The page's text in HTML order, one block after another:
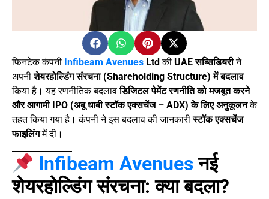
फिनटेक कंपनी Infibeam Avenues Ltd की UAE सब्सिडियरीने
अपनीशेयरहोल्डिंग संरचना (Shareholding Structure) में बदलाव
किया है। यह रणनीतिक बदलावडिजिटल पेमेंट रणनीति को मजबूत करने
और आगामी IPO (अबू धाबी स्टॉक एक्सचेंज – ADX) के लिए अनुकूलनके
तहत किया गया है। कंपनी ने इस बदलाव की जानकारीस्टॉक एक्सचेंज
फाइलिंगमें दी।
Infibeam Avenues नई
शेयरहोल्डिंग संरचना: क्या बदला?